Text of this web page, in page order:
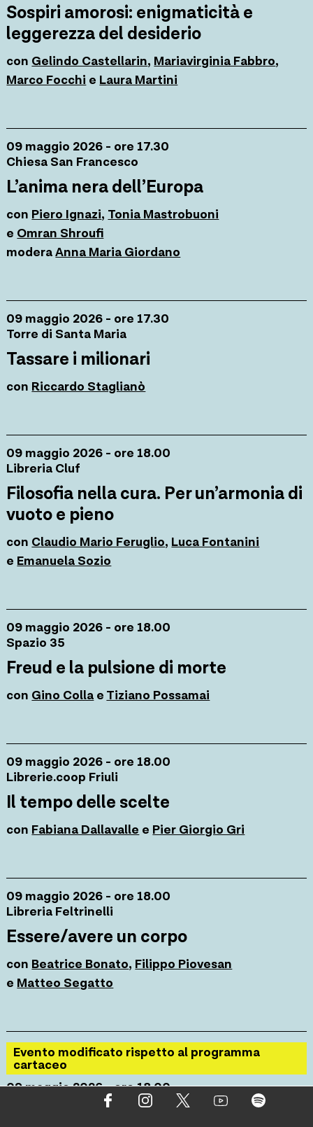
Sospiri amorosi: enigmaticità e
leggerezza del desiderio
con Gelindo Castellarin, Mariavirginia Fabbro,
Marco Focchi e Laura Martini
09 maggio 2026 - ore 17.30
Chiesa San Francesco
L’anima nera dell’Europa
con Piero Ignazi, Tonia Mastrobuoni
e Omran Shroufi
moderaAnna Maria Giordano
09 maggio 2026 - ore 17.30
Torre di Santa Maria
Tassare i milionari
con Riccardo Staglianò
09 maggio 2026 - ore 18.00
Libreria Cluf
Filosofia nella cura. Per un’armonia di
vuoto e pieno
con Claudio Mario Feruglio, Luca Fontanini
e Emanuela Sozio
09 maggio 2026 - ore 18.00
Spazio 35
Freud e la pulsione di morte
con Gino Colla e Tiziano Possamai
09 maggio 2026 - ore 18.00
Librerie.coop Friuli
Il tempo delle scelte
con Fabiana Dallavalle e Pier Giorgio Gri
09 maggio 2026 - ore 18.00
Libreria Feltrinelli
Essere/avere un corpo
con Beatrice Bonato, Filippo Piovesan
e Matteo Segatto
Evento modificato rispetto al programma
cartaceo
09 maggio 2026 - ore 18.00
Loggia del Lionello